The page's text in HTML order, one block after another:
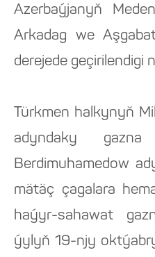
Azerbaýjanyň
Arkadag we
derejede geçirilendigi
Türkmen halkynyň
adyndaky
Berdimuhamedow
mätäç çagalara
haýyr-sahawat
ýylyň 19-njy